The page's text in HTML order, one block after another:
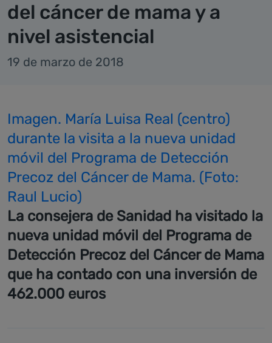
del cáncer de mama y a
nivel asistencial
19 de marzo de 2018
Imagen. María Luisa Real (centro)
durante la visita a la nueva unidad
móvil del Programa de Detección
Precoz del Cáncer de Mama. (Foto:
Raul Lucio)
La consejera de Sanidad ha visitado la
nueva unidad móvil del Programa de
Detección Precoz del Cáncer de Mama
que ha contado con una inversión de
462.000 euros